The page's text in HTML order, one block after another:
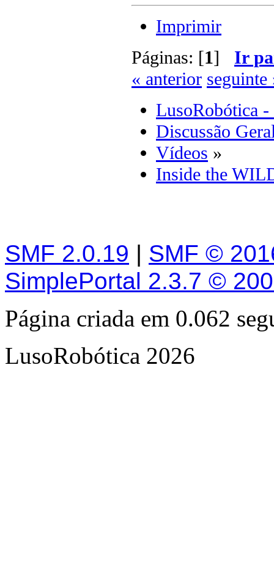
Imprimir
Páginas: [1] Ir
« anterior seguinte
LusoRobótica -
Discussão
Vídeos »
Inside the
SMF 2.0.19 | SMF ©
SimplePortal 2.3.7 ©
Página criada em 0.062
LusoRobótica 2026